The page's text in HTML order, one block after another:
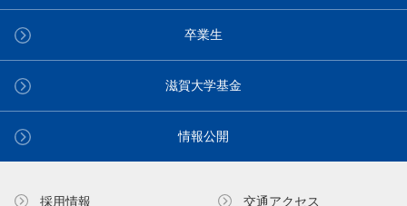
卒業生
滋賀大学基金
情報公開
採用情報 交通アクセス